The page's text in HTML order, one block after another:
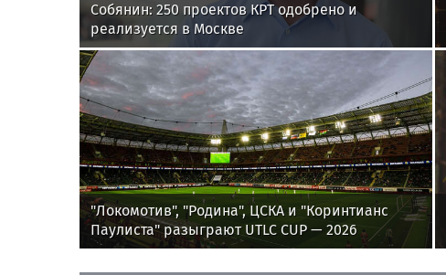
Собянин: 250 проектов КРТ одобрено и
реализуется в Москве
"Локомотив", "Родина", ЦСКА и "Коринтианс
Паулиста" разыграют UTLC CUP — 2026